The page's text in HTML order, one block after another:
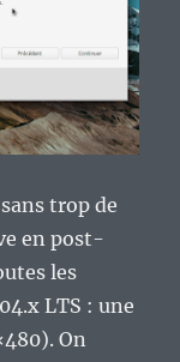
trop de
en post-
les
LTS : une
On